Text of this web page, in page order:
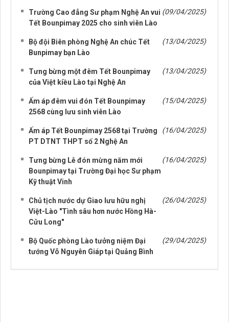
Trường Cao đẳng Sư phạm Nghệ An vui
Tết Bounpimay 2025 cho sinh viên Lào
(09/04/2025)
Bộ đội Biên phòng Nghệ An chúc Tết
Bunpimay bạn Lào
(13/04/2025)
Tưng bừng một đêm Tết Bounpimay
của Việt kiều Lào tại Nghệ An
(13/04/2025)
Ấm áp đêm vui đón Tết Bounpimay
2568 cùng lưu sinh viên Lào
(15/04/2025)
Ấm áp Tết Bounpimay 2568 tại Trường
PT DTNT THPT số 2 Nghệ An
(16/04/2025)
Tưng bừng Lễ đón mừng năm mới
Bounpimay tại Trường Đại học Sư phạm
Kỹ thuật Vinh
(16/04/2025)
Chủ tịch nước dự Giao lưu hữu nghị
Việt-Lào "Tình sâu hơn nước Hồng Hà-
Cửu Long"
(26/04/2025)
Bộ Quốc phòng Lào tưởng niệm Đại
tướng Võ Nguyên Giáp tại Quảng Bình
(29/04/2025)